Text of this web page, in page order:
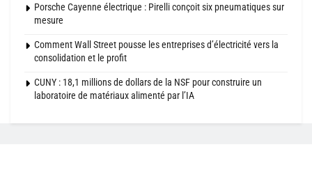
Porsche Cayenne électrique : Pirelli conçoit six pneumatiques sur
mesure
Comment Wall Street pousse les entreprises d’électricité vers la
consolidation et le profit
CUNY : 18,1 millions de dollars de la NSF pour construire un
laboratoire de matériaux alimenté par l’IA